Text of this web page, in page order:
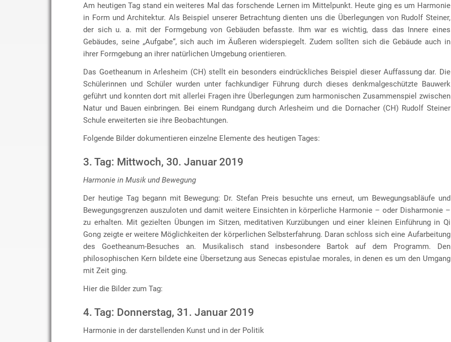
Am heutigen Tag stand ein weiteres Mal das forschende Lernen im Mittelpunkt. Heute ging es um Harmonie
in Form und Architektur. Als Beispiel unserer Betrachtung dienten uns die Überlegungen von Rudolf Steiner,
der sich u. a. mit der Formgebung von Gebäuden befasste. Ihm war es wichtig, dass das Innere eines
Gebäudes, seine „Aufgabe“, sich auch im Äußeren widerspiegelt. Zudem sollten sich die Gebäude auch in
ihrer Formgebung an ihrer natürlichen Umgebung orientieren.
Das Goetheanum in Arlesheim (CH) stellt ein besonders eindrückliches Beispiel dieser Auffassung dar. Die
Schülerinnen und Schüler wurden unter fachkundiger Führung durch dieses denkmalgeschützte Bauwerk
geführt und konnten dort mit allerlei Fragen ihre Überlegungen zum harmonischen Zusammenspiel zwischen
Natur und Bauen einbringen. Bei einem Rundgang durch Arlesheim und die Dornacher (CH) Rudolf Steiner
Schule erweiterten sie ihre Beobachtungen.
Folgende Bilder dokumentieren einzelne Elemente des heutigen Tages:
3. Tag: Mittwoch, 30. Januar 2019
Harmonie in Musik und Bewegung
Der heutige Tag begann mit Bewegung: Dr. Stefan Preis besuchte uns erneut, um Bewegungsabläufe und
Bewegungsgrenzen auszuloten und damit weitere Einsichten in körperliche Harmonie – oder Disharmonie –
zu erhalten. Mit gezielten Übungen im Sitzen, meditativen Kurzübungen und einer kleinen Einführung in Qi
Gong zeigte er weitere Möglichkeiten der körperlichen Selbsterfahrung. Daran schloss sich eine Aufarbeitung
des Goetheanum-Besuches an. Musikalisch stand insbesondere Bartok auf dem Programm. Den
philosophischen Kern bildete eine Übersetzung aus Senecas epistulae morales, in denen es um den Umgang
mit Zeit ging.
Hier die Bilder zum Tag:
4. Tag: Donnerstag, 31. Januar 2019
Harmonie in der darstellenden Kunst und in der Politik